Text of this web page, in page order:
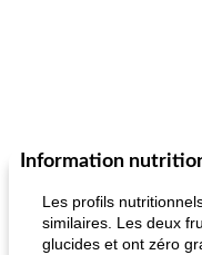
Information
Les profils
similaires. Les deux
glucides et ont zéro